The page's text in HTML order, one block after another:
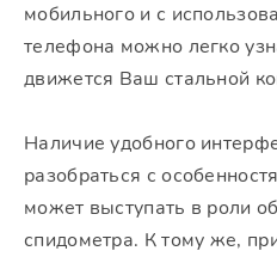
мобильного и с
телефона можно легко
движется Ваш стальной
Наличие удобного
разобраться с
может выступать в роли
спидометра. К тому же,